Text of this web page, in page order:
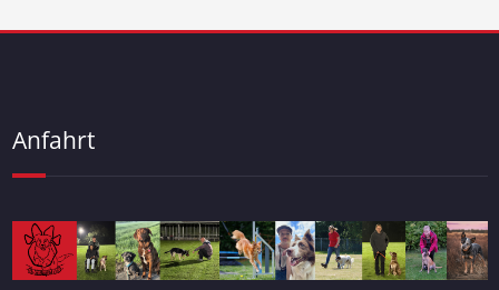
Anfahrt